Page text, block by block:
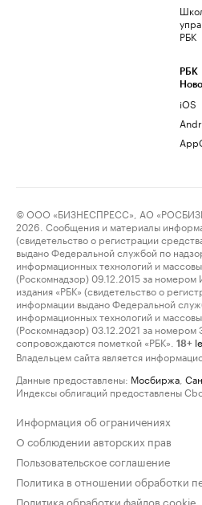
РБК
РБК
iOS
© ООО «БИЗНЕСПРЕСС», АО
2026. Сообщения и материалы
(свидетельство о регистрации
выдано Федеральной службой по
информационных технологий и
(Роскомнадзор) 09.12.2015 за
издания «РБК» (свидетельство о
информации выдано Федеральной
информационных технологий и
(Роскомнадзор) 03.12.2021 за
сопровождаются пометкой «РБК».
18+
Владельцем сайта является
Данные предоставлены: Мосбиржа
Индексы облигаций предоставлены
Информация об ограничениях
О соблюдении авторских прав
Пользовательское соглашение
Политика в отношении обработки
Политика обработки файлов cookie